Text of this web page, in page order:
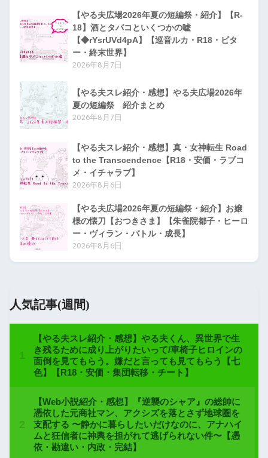
【やる夫広場2026年夏の短編祭・紹介】【R-
18】酒とタバコといくつかの嘘
【◆rYsrUVd4pA】【巡音ルカ・R18・ビタ
ー・終末世界】
2026年8月7日
【やる夫スレ紹介・感想】やる夫広場2026年
夏の短編祭 紹介まとめ
2026年8月7日
【やる夫スレ紹介・感想】真・女神転生 Road
to the Transcendence【R18・安価・ラブコ
メ・イチャラブ】
2026年8月6日
【やる夫広場2026年夏の短編祭・紹介】お嬢
様の懐刀【おつきさま】【朱雀院都子・ヒーロ
ー・ヴィラン・バトル・成長】
2026年8月6日
人気記事(週間)